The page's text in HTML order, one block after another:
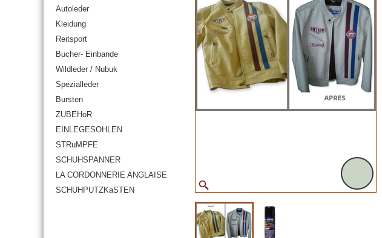
Autoleder
Kleidung
Reitsport
Bucher- Einbande
Wildleder / Nubuk
Spezialleder
Bursten
ZUBEHoR
EINLEGESOHLEN
STRuMPFE
SCHUHSPANNER
LA CORDONNERIE ANGLAISE
SCHUHPUTZKaSTEN